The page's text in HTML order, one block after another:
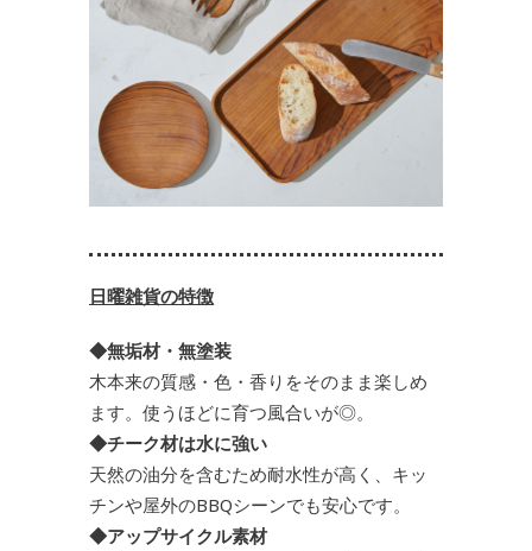
日曜雑貨の特徴
◆無垢材・無塗装
木本来の質感・色・香りをそのまま楽しめ
ます。使うほどに育つ風合いが◎。
◆チーク材は水に強い
天然の油分を含むため耐水性が高く、キッ
チンや屋外のBBQシーンでも安心です。
◆アップサイクル素材